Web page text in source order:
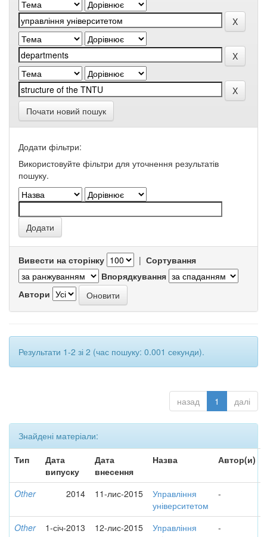
Почати новий пошук
Додати фільтри:
Використовуйте фільтри для уточнення результатів
пошуку.
Вивести на сторінку | Сортування
Впорядкування
Автори
Результати 1-2 зі 2 (час пошуку: 0.001 секунди).
назад 1 далі
Знайдені матеріали:
Тип
Дата
випуску
Дата
внесення
Назва Автор(и)
Other 2014 11-лис-2015
Управління
університетом
-
Other 1-січ-2013 12-лис-2015
Управління
-